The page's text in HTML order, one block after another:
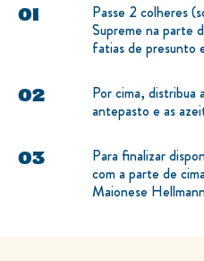
Passe 2 colheres
Supreme na parte
fatias de presunto
Por cima, distribua
antepasto e as
Para finalizar
com a parte de
Maionese